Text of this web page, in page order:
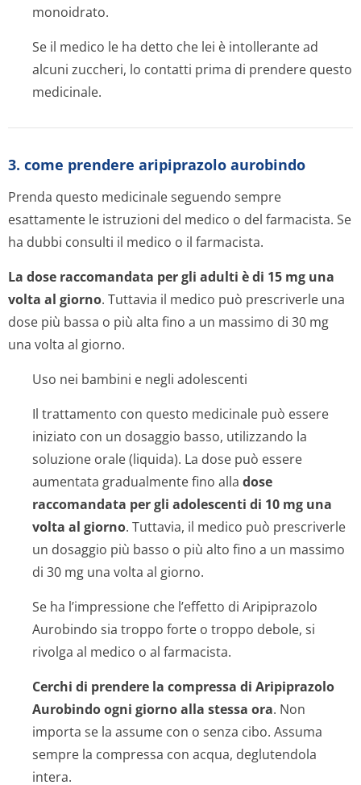
monoidrato.
Se il medico le ha detto che lei è intollerante ad
alcuni zuccheri, lo contatti prima di prendere questo
medicinale.
3. come prendere aripiprazolo aurobindo
Prenda questo medicinale seguendo sempre
esattamente le istruzioni del medico o del farmacista. Se
ha dubbi consulti il medico o il farmacista.
La dose raccomandata per gli adulti è di 15 mg una
volta al giorno. Tuttavia il medico può prescriverle una
dose più bassa o più alta fino a un massimo di 30 mg
una volta al giorno.
Uso nei bambini e negli adolescenti
Il trattamento con questo medicinale può essere
iniziato con un dosaggio basso, utilizzando la
soluzione orale (liquida). La dose può essere
aumentata gradualmente fino alla dose
raccomandata per gli adolescenti di 10 mg una
volta al giorno. Tuttavia, il medico può prescriverle
un dosaggio più basso o più alto fino a un massimo
di 30 mg una volta al giorno.
Se ha l’impressione che l’effetto di Aripiprazolo
Aurobindo sia troppo forte o troppo debole, si
rivolga al medico o al farmacista.
Cerchi di prendere la compressa di Aripiprazolo
Aurobindo ogni giorno alla stessa ora. Non
importa se la assume con o senza cibo. Assuma
sempre la compressa con acqua, deglutendola
intera.